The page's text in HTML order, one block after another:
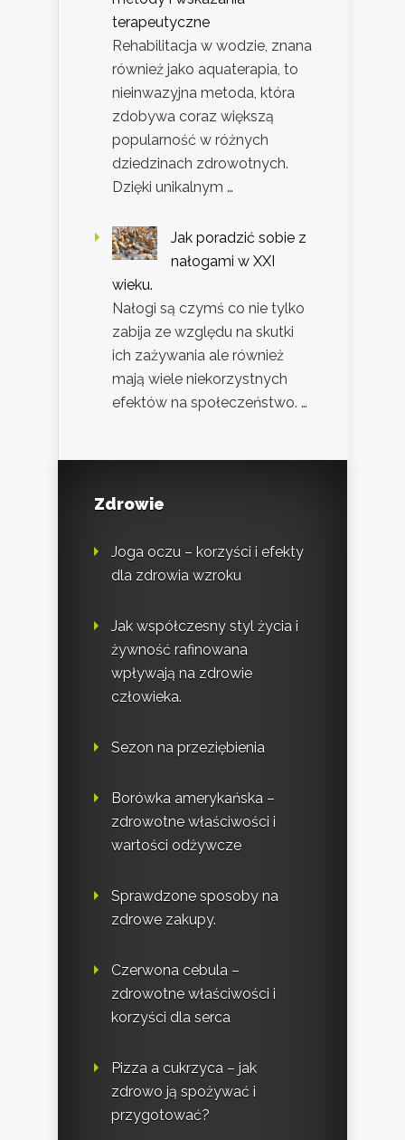
terapeutyczne
Rehabilitacja w wodzie, znana
również jako aquaterapia, to
nieinwazyjna metoda, która
zdobywa coraz większą
popularność w różnych
dziedzinach zdrowotnych.
Dzięki unikalnym …
Jak poradzić sobie z
nałogami w XXI
wieku.
Nałogi są czymś co nie tylko
zabija ze względu na skutki
ich zażywania ale również
mają wiele niekorzystnych
efektów na społeczeństwo. …
Zdrowie
Joga oczu – korzyści i efekty
dla zdrowia wzroku
Jak współczesny styl życia i
żywność rafinowana
wpływają na zdrowie
człowieka.
Sezon na przeziębienia
Borówka amerykańska –
zdrowotne właściwości i
wartości odżywcze
Sprawdzone sposoby na
zdrowe zakupy.
Czerwona cebula –
zdrowotne właściwości i
korzyści dla serca
Pizza a cukrzyca – jak
zdrowo ją spożywać i
przygotować?